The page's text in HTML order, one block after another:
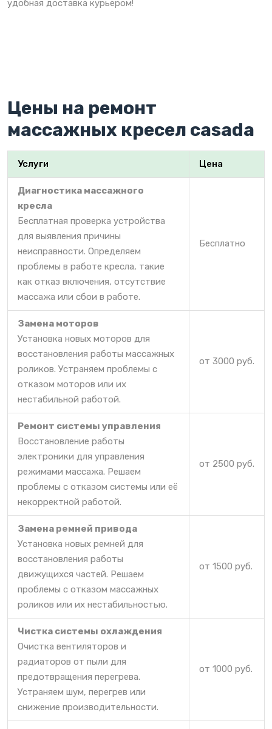
удобная доставка курьером!
Цены на ремонт
массажных кресел casada
Услуги Цена
Диагностика массажного
кресла
Бесплатная проверка устройства
для выявления причины
неисправности. Определяем
проблемы в работе кресла, такие
как отказ включения, отсутствие
массажа или сбои в работе.
Бесплатно
Замена моторов
Установка новых моторов для
восстановления работы массажных
роликов. Устраняем проблемы с
отказом моторов или их
нестабильной работой.
от 3000 руб.
Ремонт системы управления
Восстановление работы
электроники для управления
режимами массажа. Решаем
проблемы с отказом системы или её
некорректной работой.
от 2500 руб.
Замена ремней привода
Установка новых ремней для
восстановления работы
движущихся частей. Решаем
проблемы с отказом массажных
роликов или их нестабильностью.
от 1500 руб.
Чистка системы охлаждения
Очистка вентиляторов и
радиаторов от пыли для
предотвращения перегрева.
Устраняем шум, перегрев или
снижение производительности.
от 1000 руб.